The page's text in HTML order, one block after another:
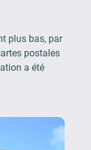
plus bas, par
postales
a été